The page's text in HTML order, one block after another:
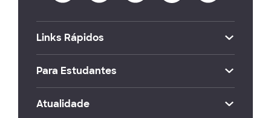
Links Rápidos
Para Estudantes
Atualidade